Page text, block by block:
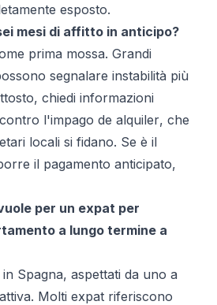
esposto.
mesi di affitto in anticipo?
prima mossa. Grandi
segnalare instabilità più
chiedi informazioni
l'impago de alquiler, che
locali si fidano. Se è il
il pagamento anticipato,
per un expat per
a lungo termine a
Spagna, aspettati da uno a
Molti expat riferiscono